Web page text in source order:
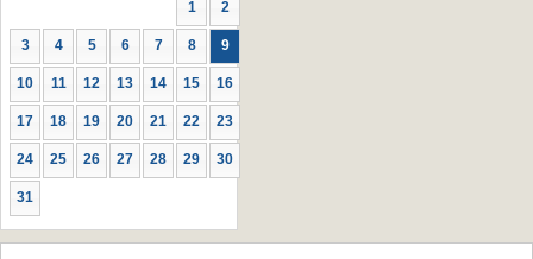
1 2
3 4 5 6 7 8 9
10 11 12 13 14 15 16
17 18 19 20 21 22 23
24 25 26 27 28 29 30
31